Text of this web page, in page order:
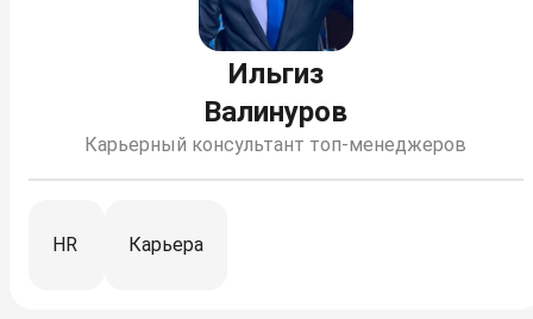
Партнерство
Тарифы
Ильгиз
Валинуров
Карьерный консультант топ-менеджеров
HR Карьера